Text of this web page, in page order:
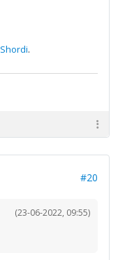
Shordi.
#20
(23-06-2022, 09:55)